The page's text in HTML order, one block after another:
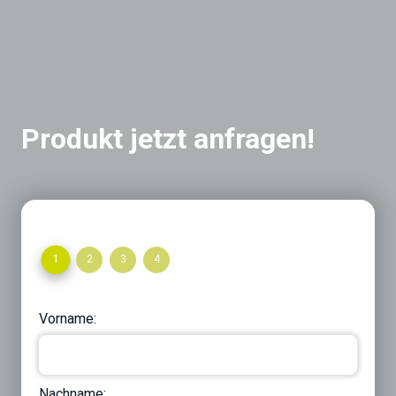
Produkt jetzt anfragen!
1 2 3 4
Vorname: